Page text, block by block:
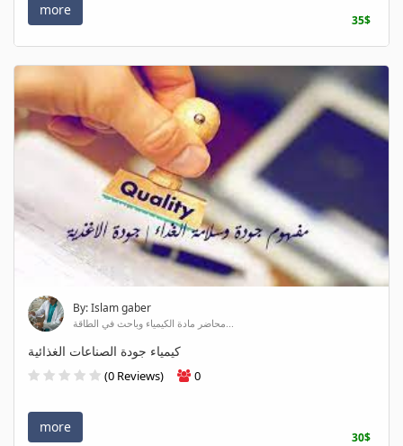
more
35$
By: Islam gaber
محاضر مادة الكيمياء وباحث في الطاقة...
كيمياء جودة الصناعات الغذائية
(0 Reviews) 0
more
30$